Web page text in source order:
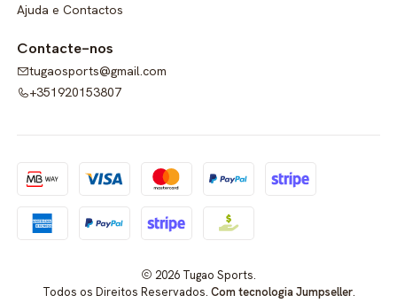
Ajuda e Contactos
Contacte-nos
tugaosports@gmail.com
+351920153807
2026 Tugao Sports.
Todos os Direitos Reservados. Com tecnologia Jumpseller.